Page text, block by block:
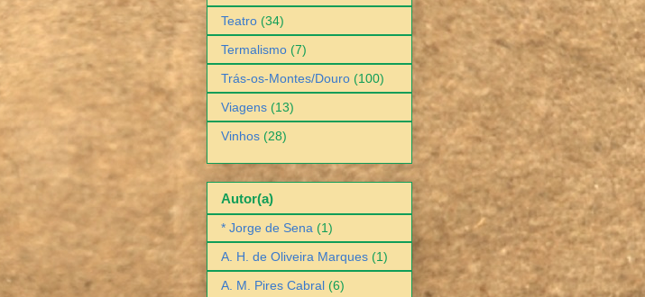
Teatro (34)
Termalismo (7)
Trás-os-Montes/Douro (100)
Viagens (13)
Vinhos (28)
Autor(a)
* Jorge de Sena (1)
A. H. de Oliveira Marques (1)
A. M. Pires Cabral (6)